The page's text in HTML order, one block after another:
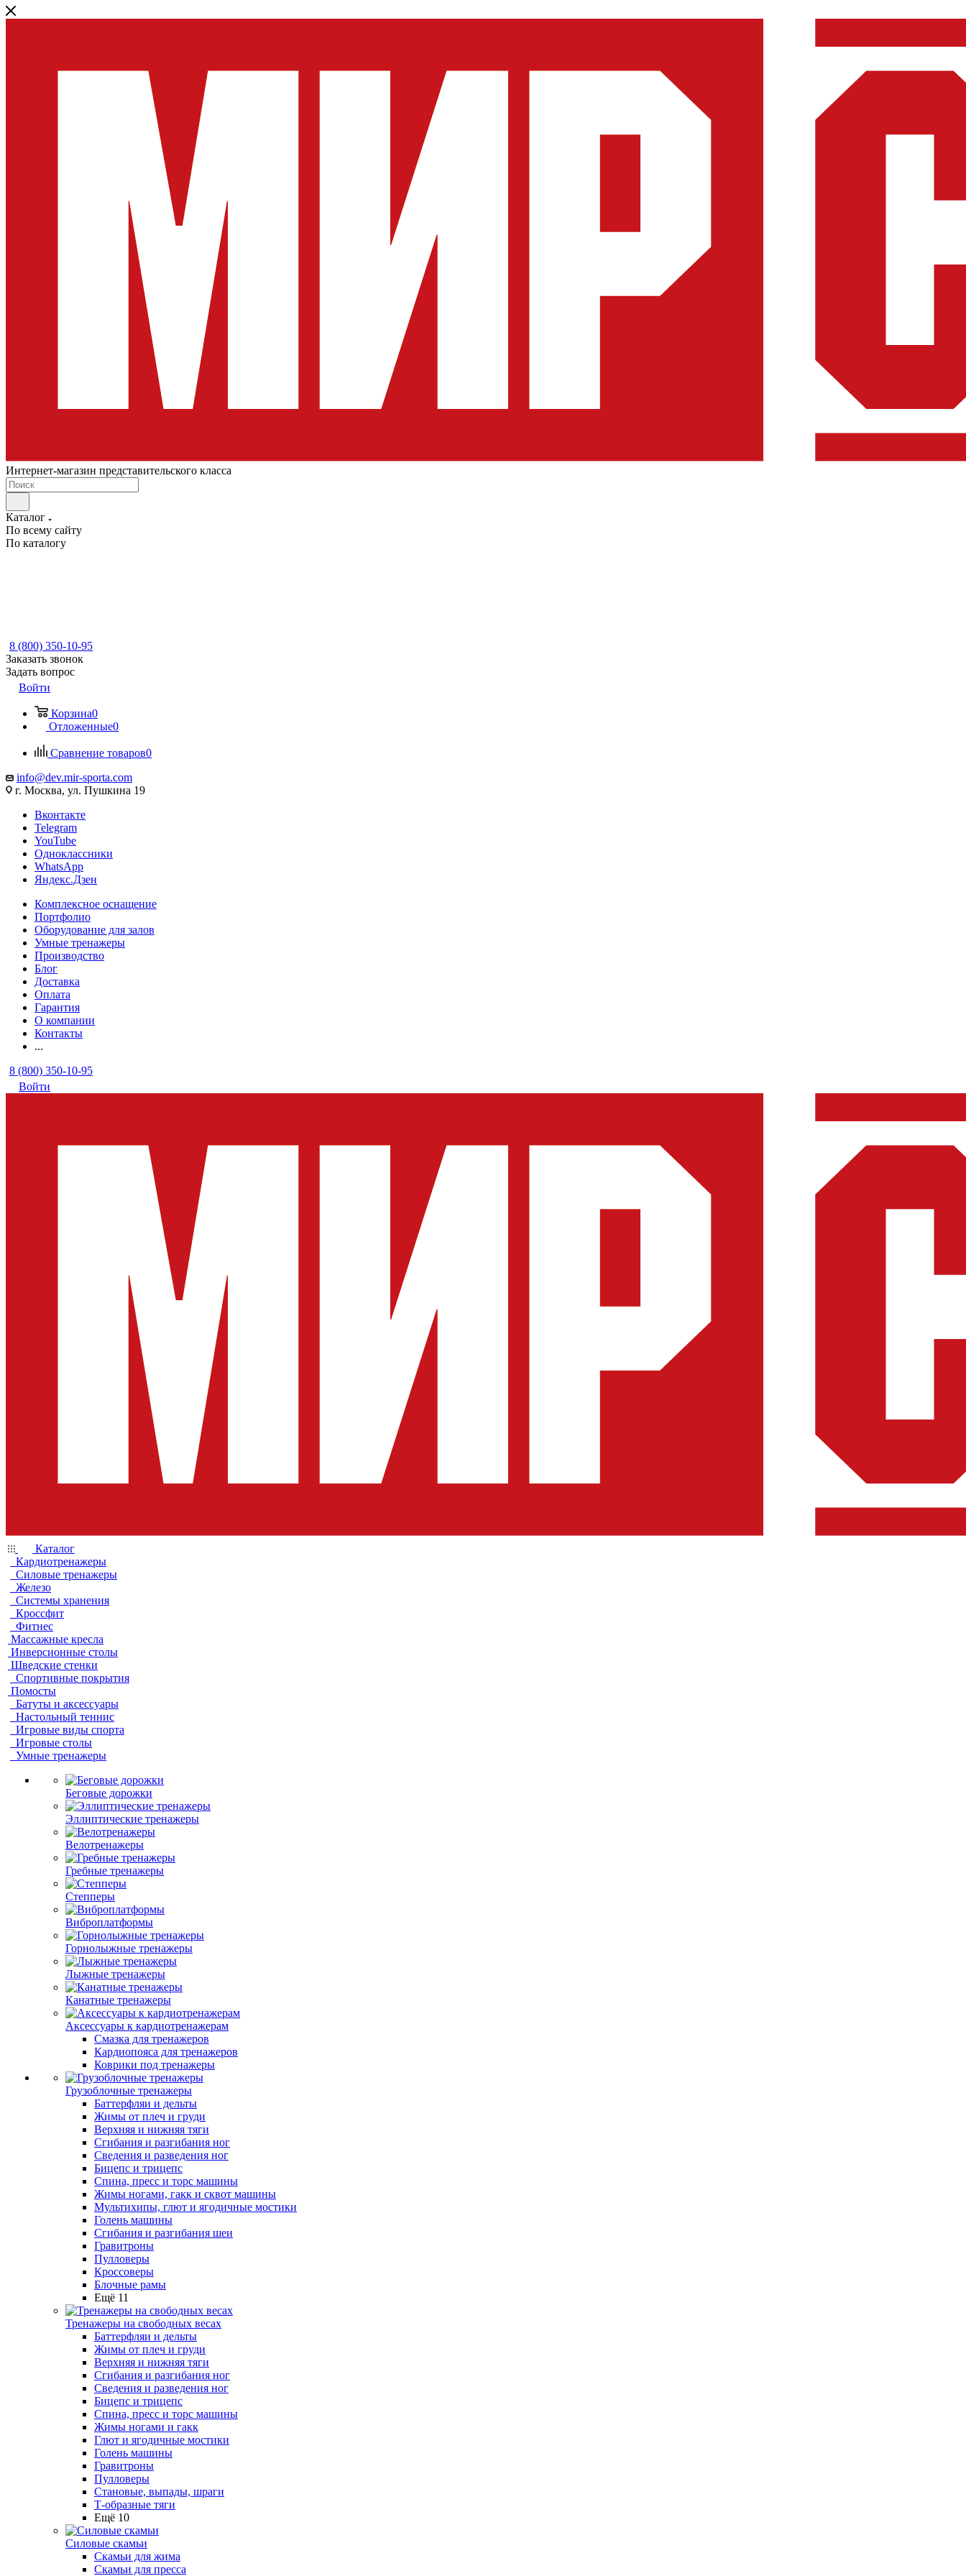
Интернет-магазин представительского класса
Каталог
По всему сайту
По каталогу
8 (800) 350-10-95
Заказать звонок
Задать вопрос
Войти
Корзина0
Отложенные0
Сравнение товаров0
info@dev.mir-sporta.com
г. Москва, ул. Пушкина 19
Вконтакте
Telegram
YouTube
Одноклассники
WhatsApp
Яндекс.Дзен
Комплексное оснащение
Портфолио
Оборудование для залов
Умные тренажеры
Производство
Блог
Доставка
Оплата
Гарантия
О компании
Контакты
...
8 (800) 350-10-95
Войти
Каталог
Кардиотренажеры
Силовые тренажеры
Железо
Системы хранения
Кроссфит
Фитнес
Массажные кресла
Инверсионные столы
Шведские стенки
Спортивные покрытия
Помосты
Батуты и аксессуары
Настольный теннис
Игровые виды спорта
Игровые столы
Умные тренажеры
Беговые дорожки
Эллиптические тренажеры
Велотренажеры
Гребные тренажеры
Степперы
Виброплатформы
Горнолыжные тренажеры
Лыжные тренажеры
Канатные тренажеры
Аксессуары к кардиотренажерам
Смазка для тренажеров
Кардиопояса для тренажеров
Коврики под тренажеры
Грузоблочные тренажеры
Баттерфляи и дельты
Жимы от плеч и груди
Верхняя и нижняя тяги
Сгибания и разгибания ног
Сведения и разведения ног
Бицепс и трицепс
Спина, пресс и торс машины
Жимы ногами, гакк и сквот машины
Мультихипы, глют и ягодичные мостики
Голень машины
Сгибания и разгибания шеи
Гравитроны
Пулловеры
Кроссоверы
Блочные рамы
Ещё 11
Тренажеры на свободных весах
Баттерфляи и дельты
Жимы от плеч и груди
Верхняя и нижняя тяги
Сгибания и разгибания ног
Сведения и разведения ног
Бицепс и трицепс
Спина, пресс и торс машины
Жимы ногами и гакк
Глют и ягодичные мостики
Голень машины
Гравитроны
Пулловеры
Становые, выпады, шраги
Т-образные тяги
Ещё 10
Силовые скамьи
Скамьи для жима
Скамьи для пресса